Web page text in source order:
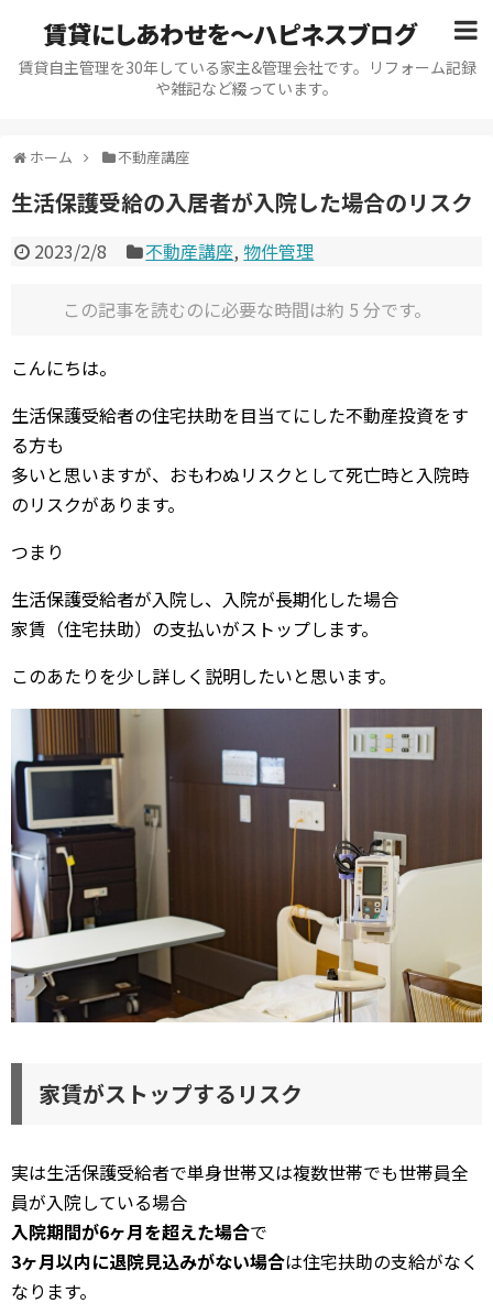
賃貸にしあわせを〜ハピネスブログ
賃貸自主管理を30年している家主&管理会社です。リフォーム記録
や雑記など綴っています。
ホーム 不動産講座
生活保護受給の入居者が入院した場合のリスク
2023/2/8 不動産講座, 物件管理
この記事を読むのに必要な時間は約 5 分です。
こんにちは。
生活保護受給者の住宅扶助を目当てにした不動産投資をす
る方も
多いと思いますが、おもわぬリスクとして死亡時と入院時
のリスクがあります。
つまり
生活保護受給者が入院し、入院が長期化した場合
家賃（住宅扶助）の支払いがストップします。
このあたりを少し詳しく説明したいと思います。
家賃がストップするリスク
実は生活保護受給者で単身世帯又は複数世帯でも世帯員全
員が入院している場合
入院期間が6ヶ月を超えた場合で
3ヶ月以内に退院見込みがない場合は住宅扶助の支給がなく
なります。